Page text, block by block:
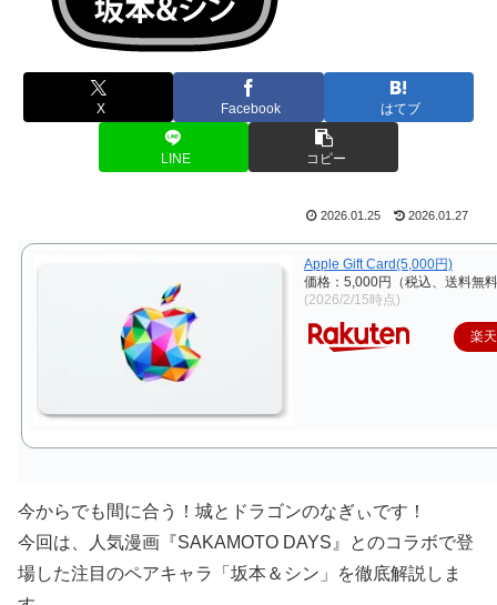
X Facebook はてブ
LINE コピー
2026.01.25 2026.01.27
Apple Gift Card(5,000円)
価格：5,000円（税込、送料無
(2026/2/15時点)
楽
今からでも間に合う！城とドラゴンのなぎぃです！
今回は、人気漫画『SAKAMOTO DAYS』とのコラボで登
場した注目のペアキャラ「坂本＆シン」を徹底解説しま